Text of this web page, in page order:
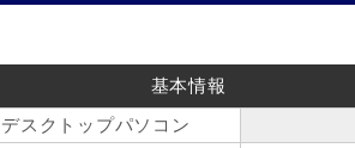
基本情報
デスクトップパソコン